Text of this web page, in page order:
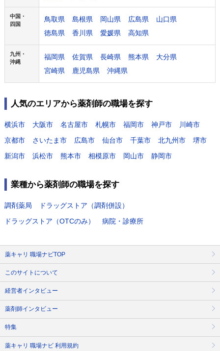
中国・
四国
鳥取県 島根県 岡山県 広島県
山口県
徳島県
香川県 愛媛県 高知県
九州・
沖縄
福岡県 佐賀県 長崎県 熊本県
大分県
宮崎県
鹿児島県 沖縄県
人気のエリアから薬剤師の職場を探す
横浜市 大阪市 名古屋市 札幌市 福岡市 神戸市
川崎市
京都市
さいたま市 広島市 仙台市 千葉市 北九州市
堺市
新潟市
浜松市 熊本市 相模原市 岡山市 静岡市
業種から薬剤師の職場を探す
調剤薬局
ドラッグストア（調剤併設）
ドラッグストア（OTCのみ）
病院・診療所
薬キャリ 職場ナビTOP
このサイトについて
経営者インタビュー
薬剤師インタビュー
特集
薬キャリ 職場ナビ 利用規約